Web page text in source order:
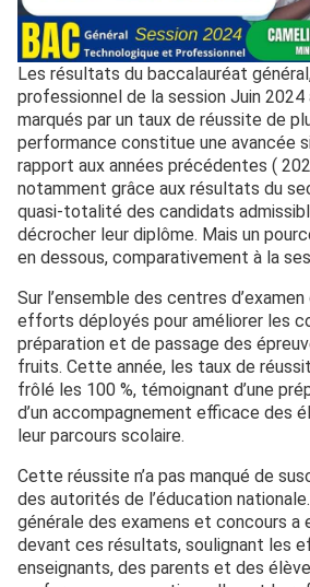
Les résultats du baccalauréat
professionnel de la session Juin 2024
marqués par un taux de réussite de
performance constitue une avancée
rapport aux années précédentes (
notamment grâce aux résultats du
quasi-totalité des candidats
décrocher leur diplôme. Mais un
en dessous, comparativement à la
Sur l’ensemble des centres
efforts déployés pour améliorer les
préparation et de passage des
fruits. Cette année, les taux de
frôlé les 100 %, témoignant d’une
d’un accompagnement efficace des
leur parcours scolaire.
Cette réussite n’a pas manqué de
des autorités de l’éducation
générale des examens et concours a
devant ces résultats, soulignant les
enseignants, des parents et des